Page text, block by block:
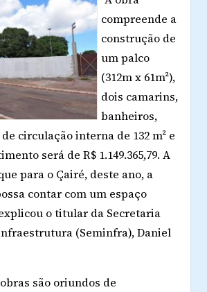
compreende a
construção de
um palco
(312m x 61m²),
dois camarins,
banheiros,
circulação interna de 132 m² e
será de R$ 1.149.365,79. A
para o Çairé, deste ano, a
contar com um espaço
o titular da Secretaria
(Seminfra), Daniel
são oriundos de